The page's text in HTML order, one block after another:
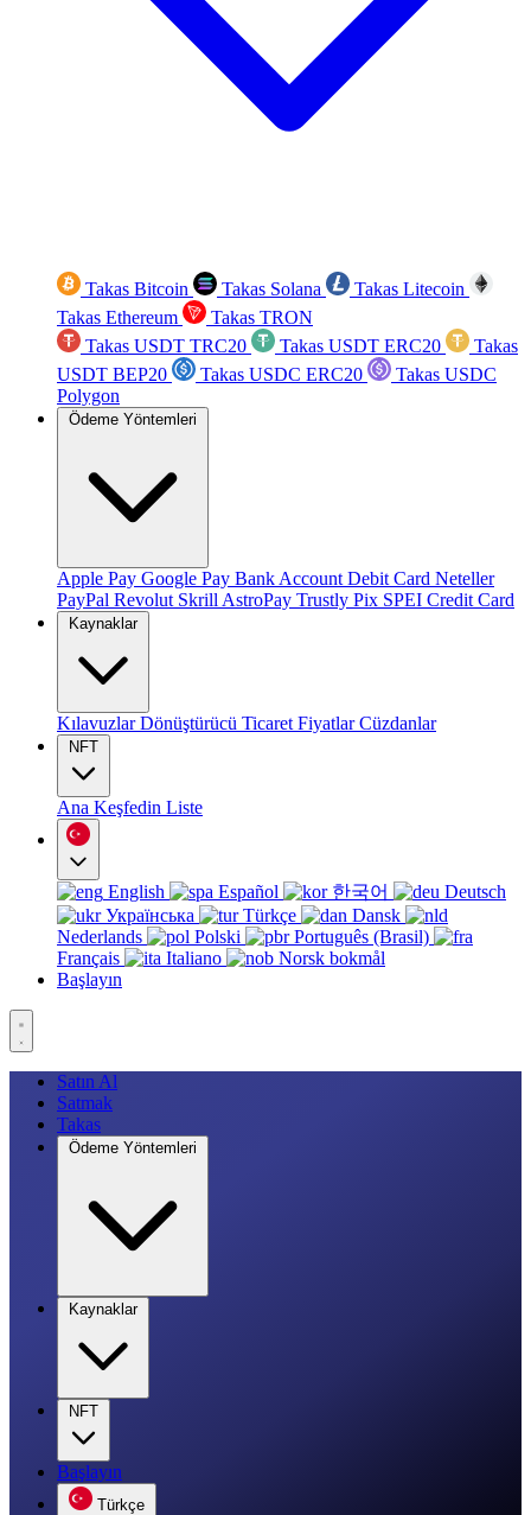
Takas Bitcoin Takas Solana
Takas Litecoin
Takas Ethereum
Takas TRON
Takas USDT TRC20
Takas USDT ERC20
Takas
USDT BEP20
Takas USDC ERC20
Takas USDC
Polygon
Ödeme Yöntemleri
Apple Pay Google Pay Bank Account Debit Card Neteller
PayPal Revolut Skrill AstroPay Trustly Pix SPEI Credit Card
Kaynaklar
KılavuzlarDönüştürücü Ticaret FiyatlarCüzdanlar
NFT
Ana Keşfedin Liste
English Español 한국어
Deutsch
Українська
Türkçe
Dansk
Nederlands
Polski
Português (Brasil)
Français
Italiano
Norsk bokmål
Başlayın
Satın Al
Satmak
Takas
Ödeme Yöntemleri
Kaynaklar
NFT
Başlayın
Türkçe